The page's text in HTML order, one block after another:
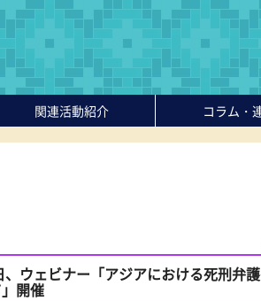
関連活動紹介 コラム・
ウェビナー「アジアにおける死刑弁
開催